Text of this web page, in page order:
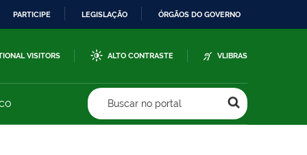
PARTICIPE LEGISLAÇÃO ÓRGÃOS DO GOVERNO
VISITORS ALTO CONTRASTE VLIBRAS
Buscar no portal